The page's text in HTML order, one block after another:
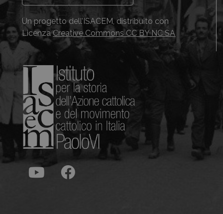
Un progetto dell’ISACEM, distribuito con
LicenzaCreative Commons CC BY NC SA